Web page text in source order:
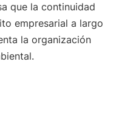
que la continuidad
empresarial a largo
la organización